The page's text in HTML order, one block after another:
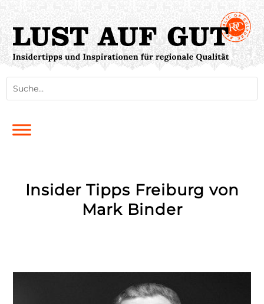
Insider Tipps Freiburg von
Mark Binder